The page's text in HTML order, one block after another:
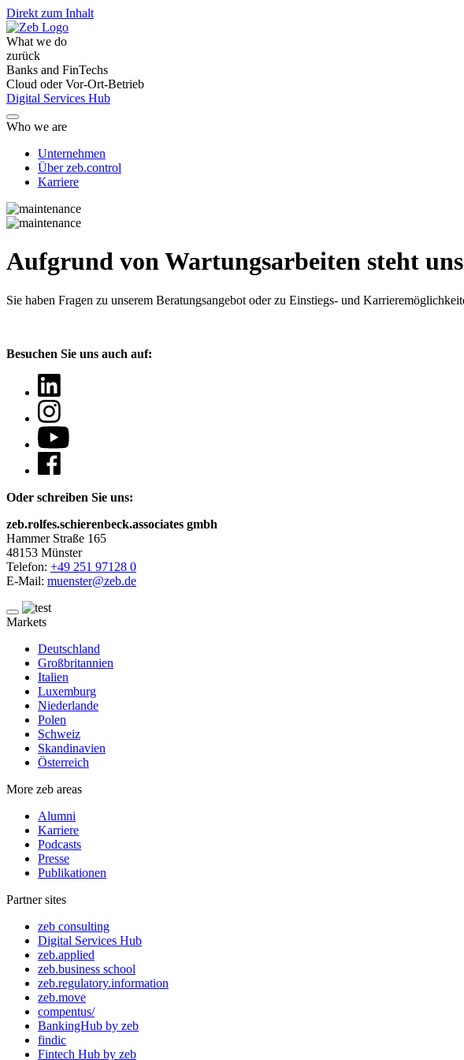
Direkt zum Inhalt
What we do
zurück
Banks and FinTechs
Cloud oder Vor-Ort-Betrieb
Digital Services Hub
Who we are
Unternehmen
Über zeb.control
Karriere
Aufgrund von Wartungsarbeiten steht
Sie haben Fragen zu unserem Beratungsangebot oder zu Einstiegs- und
Besuchen Sie uns auch auf:
Oder schreiben Sie uns:
zeb.rolfes.schierenbeck.associates gmbh
Hammer Straße 165
48153 Münster
Telefon: +49 251 97128 0
E-Mail: muenster@zeb.de
Markets
Deutschland
Großbritannien
Italien
Luxemburg
Niederlande
Polen
Schweiz
Skandinavien
Österreich
More zeb areas
Alumni
Karriere
Podcasts
Presse
Publikationen
Partner sites
zeb consulting
Digital Services Hub
zeb.applied
zeb.business school
zeb.regulatory.information
zeb.move
compentus/
BankingHub by zeb
findic
Fintech Hub by zeb